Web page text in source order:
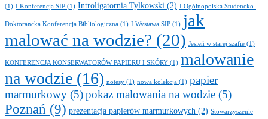
(1) I Konferencja SIP (1) Introligatornia Tylkowski (2) I Ogólnopolska Studencko-
Doktorancka Konferencja Bibliologiczna (1) I Wystawa SIP (1) jak
malować na wodzie? (20) Jesień w starej szafie (1)
KONFERENCJA KONSERWATORÓW PAPIERU I SKÓRY (1) malowanie
na wodzie (16) notesy (1) nowa kolekcja (1) papier
marmurkowy (5)pokaz malowania na wodzie (5)
Poznań (9) prezentacja papierów marmurkowych (2) Stowarzyszenie